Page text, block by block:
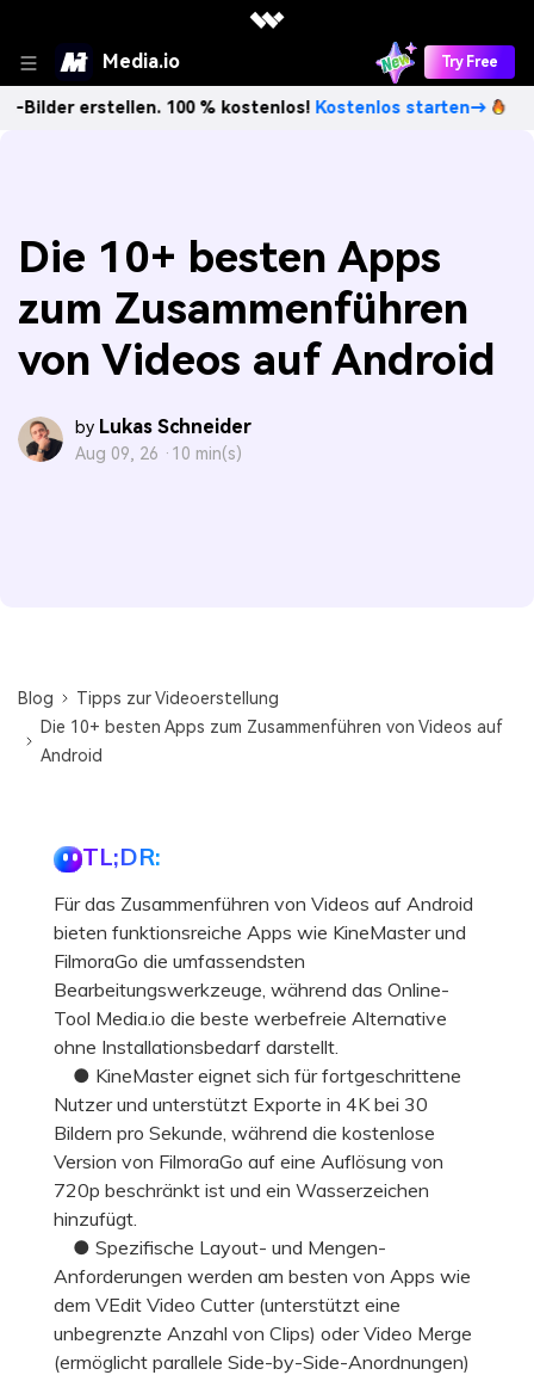
Media.io Try Free
100 % kostenlos!Kostenlos starten→
Die 10+ besten Apps
zum Zusammenführen
von Videos auf Android
by Lukas Schneider
Aug 09, 26 · 10 min(s)
Blog
Tipps zur Videoerstellung
Die 10+ besten Apps zum Zusammenführen von Videos auf
Android
TL;DR:
Für das Zusammenführen von Videos auf Android
bieten funktionsreiche Apps wie KineMaster und
FilmoraGo die umfassendsten
Bearbeitungswerkzeuge, während das Online-
Tool Media.io die beste werbefreie Alternative
ohne Installationsbedarf darstellt.
● KineMaster eignet sich für fortgeschrittene
Nutzer und unterstützt Exporte in 4K bei 30
Bildern pro Sekunde, während die kostenlose
Version von FilmoraGo auf eine Auflösung von
720p beschränkt ist und ein Wasserzeichen
hinzufügt.
● Spezifische Layout- und Mengen-
Anforderungen werden am besten von Apps wie
dem VEdit Video Cutter (unterstützt eine
unbegrenzte Anzahl von Clips) oder Video Merge
(ermöglicht parallele Side-by-Side-Anordnungen)